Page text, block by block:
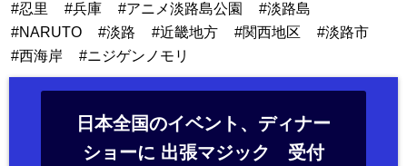
忍里
兵庫 アニメ淡路島公園
淡路島
NARUTO
淡路 近畿地方 関西地区
淡路市
西海岸
ニジゲンノモリ
日本全国のイベント、ディナー
ショーに 出張マジック 受付